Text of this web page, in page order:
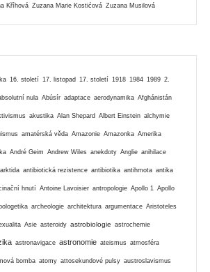
Kříhová Zuzana Marie Kostićová Zuzana Musilová
16. století 17. listopad 17. století 1918 1984 1989 2.
nula Abúsír adaptace aerodynamika Afghánistán
akustika Alan Shepard Albert Einstein alchymie
amatérská věda Amazonie Amazonka Amerika
André Geim Andrew Wiles anekdoty Anglie anihilace
antibiotická rezistence antibiotika antihmota antika
hnutí Antoine Lavoisier antropologie Apollo 1 Apollo
archeologie architektura argumentace Aristoteles
Asie asteroidy astrobiologie astrochemie
astronavigace astronomie ateismus atmosféra
bomba atomy attosekundové pulsy austroslavismus